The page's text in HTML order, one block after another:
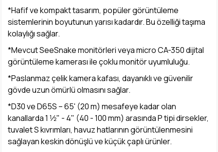
*Hafif ve kompakt tasarım, popüler görüntüleme
sistemlerinin boyutunun yarısı kadardır. Bu özelliği taşıma
kolaylığı sağlar.
*Mevcut SeeSnake monitörleri veya micro CA-350 dijital
görüntüleme kamerası ile çoklu monitör uyumluluğu.
*Paslanmaz çelik kamera kafası, dayanıklı ve güvenilir
gövde uzun ömürlü olmasını sağlar.
*D30 ve D65S – 65' (20 m) mesafeye kadar olan
kanallarda 1 1⁄2" - 4" (40 - 100 mm) arasında P tipi dirsekler,
tuvalet S kıvrımları, havuz hatlarının görüntülenmesini
sağlayan keskin dönüşlü ve küçük çaplı ürünler.